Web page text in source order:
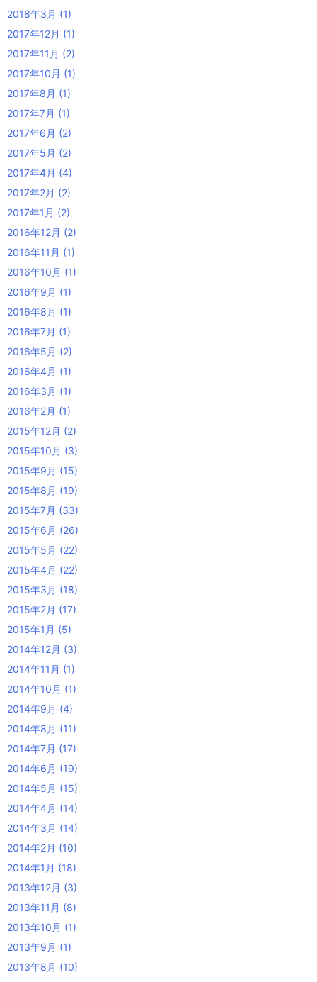
2018年3月 (1)
2017年12月 (1)
2017年11月 (2)
2017年10月 (1)
2017年8月 (1)
2017年7月 (1)
2017年6月 (2)
2017年5月 (2)
2017年4月 (4)
2017年2月 (2)
2017年1月 (2)
2016年12月 (2)
2016年11月 (1)
2016年10月 (1)
2016年9月 (1)
2016年8月 (1)
2016年7月 (1)
2016年5月 (2)
2016年4月 (1)
2016年3月 (1)
2016年2月 (1)
2015年12月 (2)
2015年10月 (3)
2015年9月 (15)
2015年8月 (19)
2015年7月 (33)
2015年6月 (26)
2015年5月 (22)
2015年4月 (22)
2015年3月 (18)
2015年2月 (17)
2015年1月 (5)
2014年12月 (3)
2014年11月 (1)
2014年10月 (1)
2014年9月 (4)
2014年8月 (11)
2014年7月 (17)
2014年6月 (19)
2014年5月 (15)
2014年4月 (14)
2014年3月 (14)
2014年2月 (10)
2014年1月 (18)
2013年12月 (3)
2013年11月 (8)
2013年10月 (1)
2013年9月 (1)
2013年8月 (10)